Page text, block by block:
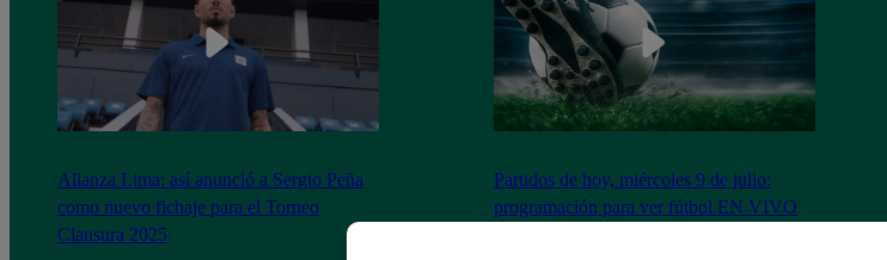
Alianza Lima: así anunció a Sergio Peña
como nuevo fichaje para el Torneo
Clausura 2025
Partidos de hoy, miércoles 9 de julio:
programación para ver fútbol EN VIVO